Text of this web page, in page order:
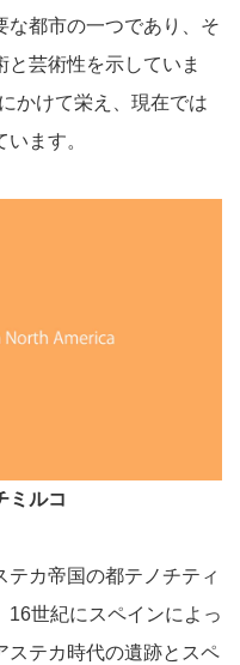
な都市の一つであり、そ
芸術性を示していま
かけて栄え、現在では
ます。
ミルコ
テカ帝国の都テノチティ
16世紀にスペインによっ
ステカ時代の遺跡とスペ